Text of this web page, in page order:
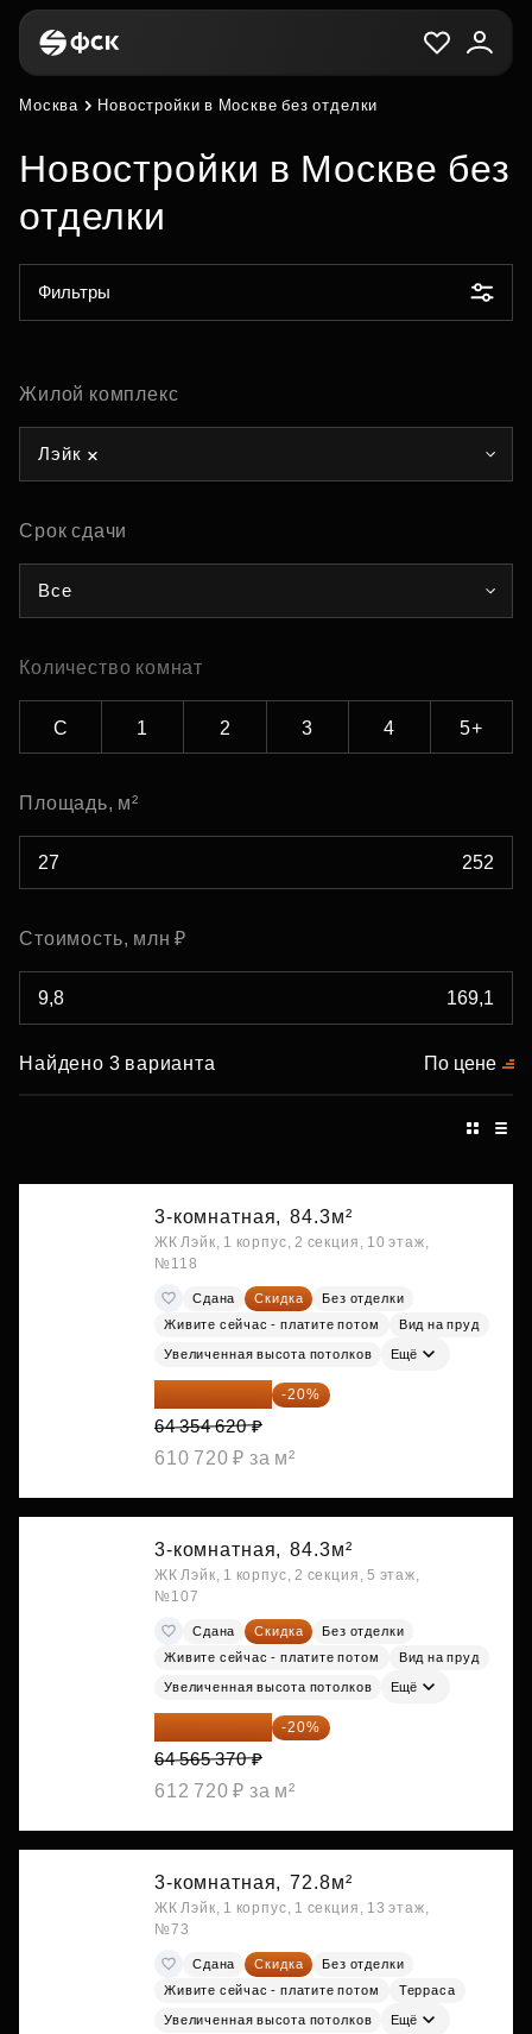
Москва Новостройки в Москве без отделки
Новостройки в Москве без
отделки
Фильтры
Жилой комплекс
Лэйк
Срок сдачи
Все
Количество комнат
С 1 2 3 4 5+
Площадь, м²
Стоимость, млн ₽
Найдено 3 варианта По цене
3-комнатная, 84.3м²
ЖК Лэйк, 1 корпус, 2 секция, 10 этаж,
№118
Сдана Скидка
Без отделки
Живите сейчас - платите потом
Вид на пруд
Увеличенная высота потолков Ещё
51 483 696 ₽ -20%
64 354 620 ₽
610 720 ₽ за м²
3-комнатная, 84.3м²
ЖК Лэйк, 1 корпус, 2 секция, 5 этаж,
№107
Сдана Скидка
Без отделки
Живите сейчас - платите потом
Вид на пруд
Увеличенная высота потолков Ещё
51 652 296 ₽ -20%
64 565 370 ₽
612 720 ₽ за м²
3-комнатная, 72.8м²
ЖК Лэйк, 1 корпус, 1 секция, 13 этаж,
№73
Сдана Скидка
Без отделки
Живите сейчас - платите потом
Терраса
Увеличенная высота потолков Ещё